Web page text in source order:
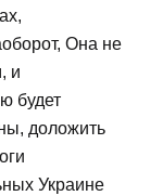
Она не
и
будет
доложить
Украине